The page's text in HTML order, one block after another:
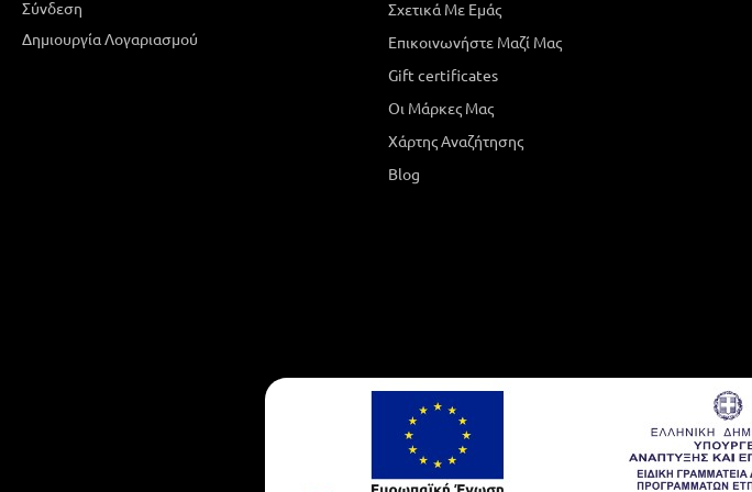
Σύνδεση
Δημιουργία Λογαριασμού
Σχετικά Με Εμάς
Επικοινωνήστε Μαζί Μας
Gift certificates
Οι Μάρκες Μας
Χάρτης Αναζήτησης
Blog